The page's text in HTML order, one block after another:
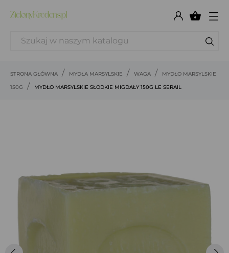

STRONA GŁÓWNA MYDŁA MARSYLSKIE WAGA
MYDŁO MARSYLSKIE
150G
MYDŁO MARSYLSKIE SŁODKIE MIGDAŁY 150G LE SERAIL